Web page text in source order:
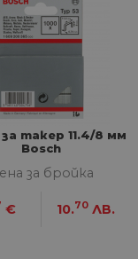
такер 11.4/8 мм
Bosch
за бройка
€ 10.70 ЛВ.